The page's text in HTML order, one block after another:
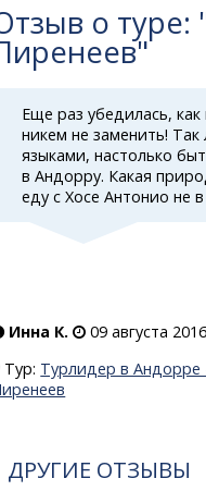
о туре:
Еще раз убедилась,
никем не заменить!
языками, настолько
в Андорру. Какая
еду с Хосе Антонио не
Инна К.
09 августа 2016
Тур: Турлидер в Андорре
ДРУГИЕ ОТЗЫВЫ